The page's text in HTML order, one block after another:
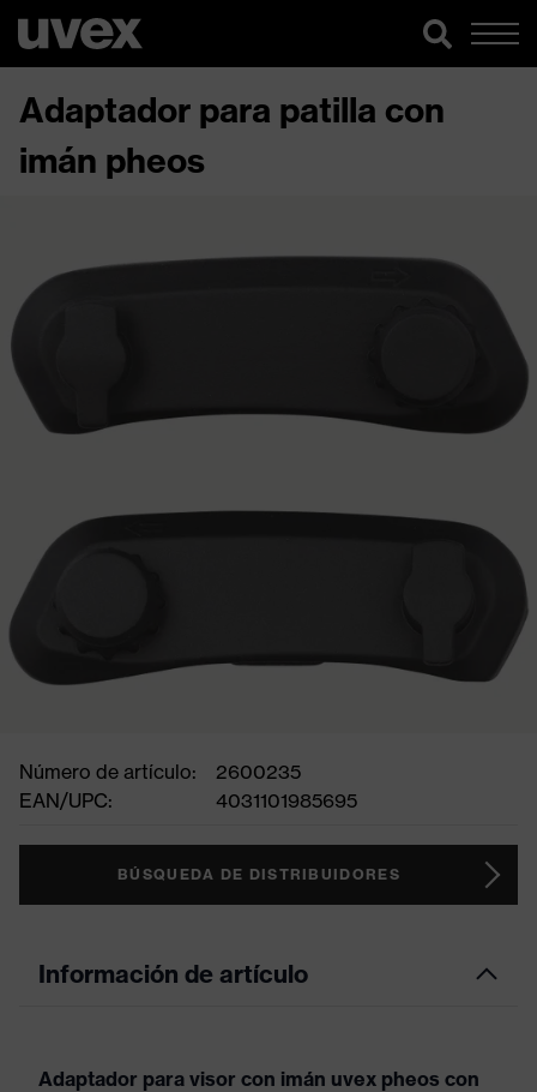
Adaptador para patilla con
imán pheos
Número de artículo:
2600235
EAN/UPC:
4031101985695
BÚSQUEDA DE DISTRIBUIDORES
Información de artículo
Adaptador para visor con imán uvex pheos con